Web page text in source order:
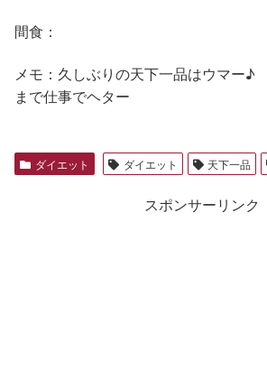
間食：
メモ：久しぶりの天下一品はウマ
まで仕事でヘター
ダイエット ダイエット 天下一品
スポンサーリンク